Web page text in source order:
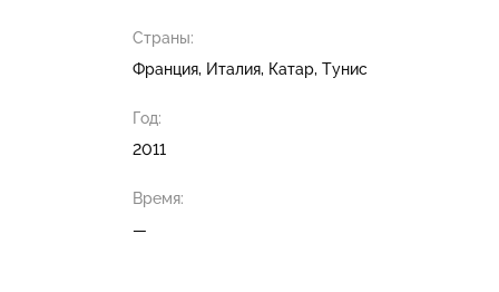
Страны:
Франция, Италия, Катар, Тунис
Год:
2011
Время:
—